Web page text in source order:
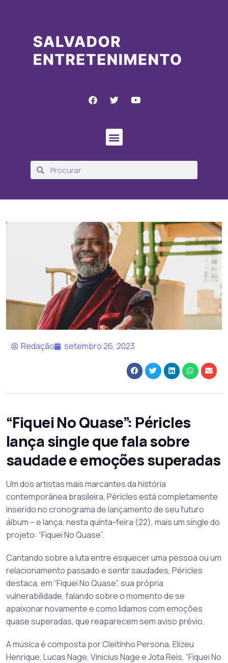
Redação setembro 26, 2023
“Fiquei No Quase”: Péricles
lança single que fala sobre
saudade e emoções superadas
Um dos artistas mais marcantes da história
contemporânea brasileira, Péricles está completamente
inserido no cronograma de lançamento de seu futuro
álbum – e lança, nesta quinta-feira (22), mais um single do
projeto: “Fiquei No Quase”.
Cantando sobre a luta entre esquecer uma pessoa ou um
relacionamento passado e sentir saudades, Péricles
destaca, em “Fiquei No Quase”, sua própria
vulnerabilidade, falando sobre o momento de se
apaixonar novamente e como lidamos com emoções
quase superadas, que reaparecem sem aviso prévio.
A música é composta por Cleitinho Persona, Elizeu
Henrique, Lucas Nage, Vinicius Nage e Jota Reis, “Fiquei No